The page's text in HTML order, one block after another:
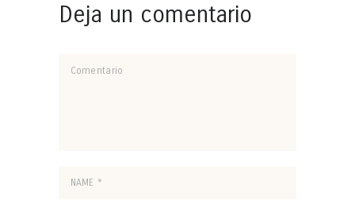
Deja un comentario